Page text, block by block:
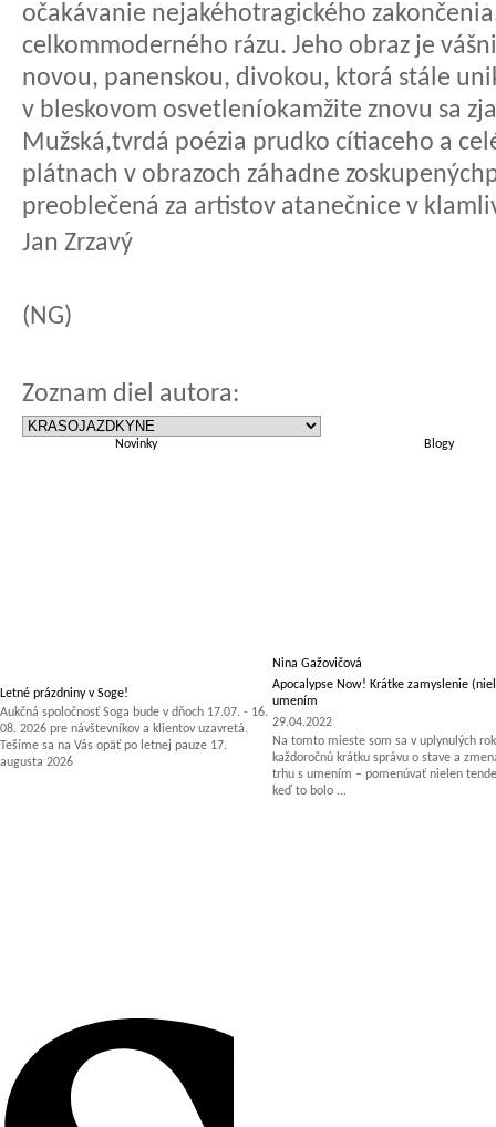
očakávanie nejakéhotragického
celkommoderného rázu. Jeho obraz je
novou, panenskou, divokou, ktorá stále
v bleskovom osvetleníokamžite znovu sa
Mužská,tvrdá poézia prudko cítiaceho a
plátnach v obrazoch záhadne
preoblečená za artistov atanečnice v
Jan Zrzavý
(NG)
Zoznam diel autora:
Novinky Blogy
Letné prázdniny v Soge!
Aukčná spoločnosť Soga bude v dňoch 17.07. - 16.
08. 2026 pre návštevníkov a klientov uzavretá.
Tešíme sa na Vás opäť po letnej pauze 17.
augusta 2026
Nina Gažovičová
Apocalypse Now! Krátke zamyslenie
umením
29.04.2022
Na tomto mieste som sa v uplynulých
každoročnú krátku správu o stave a
trhu s umením – pomenúvať nielen
keď to bolo ...